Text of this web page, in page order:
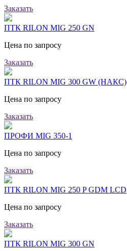
Заказать
ПТК RILON MIG 250 GN
Цена по запросу
Заказать
ПТК RILON MIG 300 GW (НАКС)
Цена по запросу
Заказать
ПРОФИ MIG 350-1
Цена по запросу
Заказать
ПТК RILON MIG 250 P GDM LCD
Цена по запросу
Заказать
ПТК RILON MIG 300 GN